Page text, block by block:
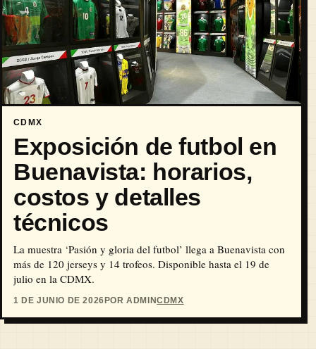
CDMX
Exposición de futbol en
Buenavista: horarios,
costos y detalles
técnicos
La muestra ‘Pasión y gloria del futbol’ llega a Buenavista con
más de 120 jerseys y 14 trofeos. Disponible hasta el 19 de
julio en la CDMX.
1 DE JUNIO DE 2026POR ADMINCDMX